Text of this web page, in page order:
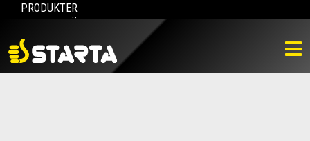
PRODUKTER
PRODUKTVÄLJARE
HITTA ÅTERFÖRSÄLJARE
NYHETER